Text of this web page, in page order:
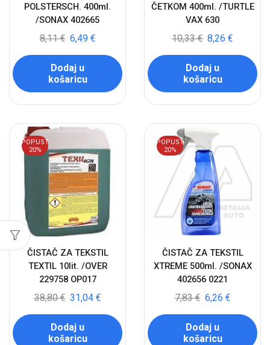
POLSTERSCH. 400ml.
/SONAX 402665
8,11€ 6,49 €
Dodaj u
košaricu
ČETKOM 400ml. /TURTLE
VAX 630
10,33€ 8,26 €
Dodaj u
košaricu
POPUST
20%
ČISTAČ ZA TEKSTIL
TEXTIL 10lit. /OVER
229758 OP017
38,80€ 31,04 €
Dodaj u
košaricu
POPUST
20%
ČISTAČ ZA TEKSTIL
XTREME 500ml. /SONAX
402656 0221
7,83€ 6,26 €
Dodaj u
košaricu